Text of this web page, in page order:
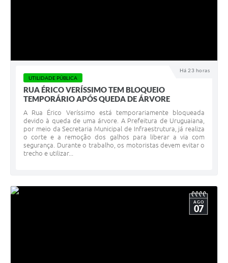
Há 23 horas
UTILIDADE PÚBLICA
RUA ÉRICO VERÍSSIMO TEM BLOQUEIO
TEMPORÁRIO APÓS QUEDA DE ÁRVORE
A Rua Érico Veríssimo está temporariamente bloqueada
devido à queda de uma árvore. A Prefeitura de Uruguaiana,
por meio da Secretaria Municipal de Infraestrutura, já realiza
o corte e a remoção dos galhos para liberar a via com
segurança. Durante o trabalho, os motoristas devem evitar o
trecho e utilizar...
AGO
07